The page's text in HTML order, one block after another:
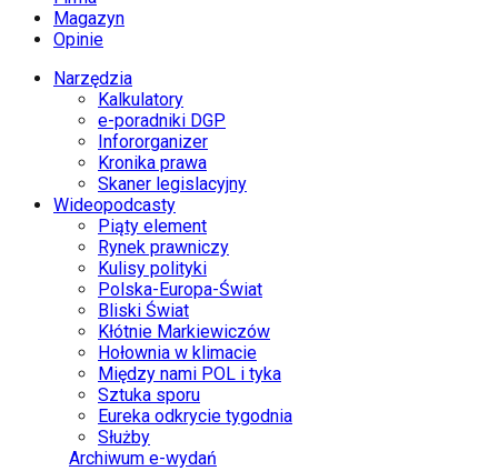
Magazyn
Opinie
Narzędzia
Kalkulatory
e-poradniki DGP
Infororganizer
Kronika prawa
Skaner legislacyjny
Wideopodcasty
Piąty element
Rynek prawniczy
Kulisy polityki
Polska-Europa-Świat
Bliski Świat
Kłótnie Markiewiczów
Hołownia w klimacie
Między nami POL i tyka
Sztuka sporu
Eureka odkrycie tygodnia
Służby
Archiwum e-wydań